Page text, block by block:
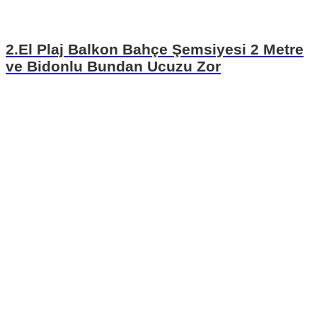
2.El Plaj Balkon Bahçe Şemsiyesi 2 Metre
ve Bidonlu Bundan Ucuzu Zor